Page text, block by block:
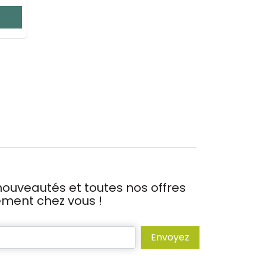
et toutes nos offres
chez vous !
Envoyez